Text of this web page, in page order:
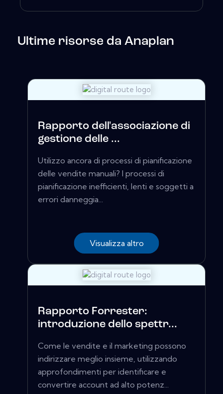
Ultime risorse da Anaplan
Rapporto dell'associazione di
gestione delle ...
Utilizzo ancora di processi di pianificazione
delle vendite manuali? I processi di
pianificazione inefficienti, lenti e soggetti a
errori danneggia...
Visualizza altro
Rapporto Forrester:
introduzione dello spettr...
Come le vendite e il marketing possono
indirizzare meglio insieme, utilizzando
approfondimenti per identificare e
convertire account ad alto potenz...